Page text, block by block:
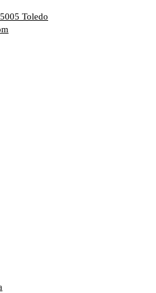
Toledo